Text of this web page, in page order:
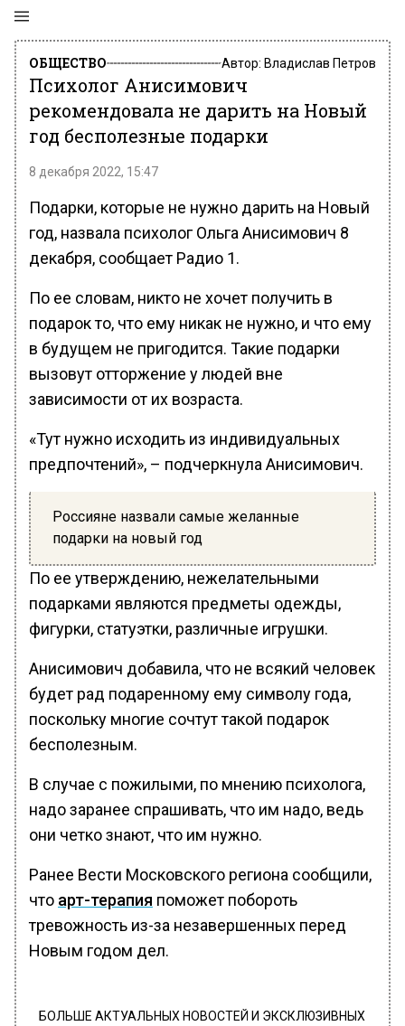
ОБЩЕСТВО Автор: Владислав Петров
Психолог Анисимович
рекомендовала не дарить на Новый
год бесполезные подарки
8 декабря 2022, 15:47
Подарки, которые не нужно дарить на Новый
год, назвала психолог Ольга Анисимович 8
декабря, сообщает Радио 1.
По ее словам, никто не хочет получить в
подарок то, что ему никак не нужно, и что ему
в будущем не пригодится. Такие подарки
вызовут отторжение у людей вне
зависимости от их возраста.
«Тут нужно исходить из индивидуальных
предпочтений», – подчеркнула Анисимович.
Россияне назвали самые желанные
подарки на новый год
По ее утверждению, нежелательными
подарками являются предметы одежды,
фигурки, статуэтки, различные игрушки.
Анисимович добавила, что не всякий человек
будет рад подаренному ему символу года,
поскольку многие сочтут такой подарок
бесполезным.
В случае с пожилыми, по мнению психолога,
надо заранее спрашивать, что им надо, ведь
они четко знают, что им нужно.
Ранее Вести Московского региона сообщили,
что арт-терапия поможет побороть
тревожность из-за незавершенных перед
Новым годом дел.
БОЛЬШЕ АКТУАЛЬНЫХ НОВОСТЕЙ И ЭКСКЛЮЗИВНЫХ